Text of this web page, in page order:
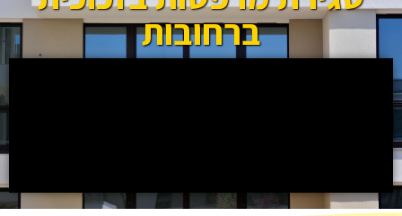
ברחובות